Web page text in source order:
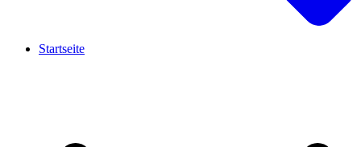
Startseite